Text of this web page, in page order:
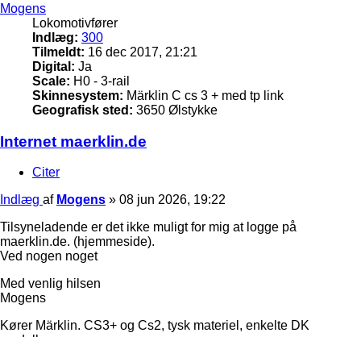
Mogens
Lokomotivfører
Indlæg: 300
Tilmeldt: 16 dec 2017, 21:21
Digital: Ja
Scale: H0 - 3-rail
Skinnesystem: Märklin C cs 3 + med tp link
Geografisk sted: 3650 Ølstykke
Internet maerklin.de
Citer
Indlæg af Mogens » 08 jun 2026, 19:22
Tilsyneladende er det ikke muligt for mig at logge på
maerklin.de. (hjemmeside).
Ved nogen noget
Med venlig hilsen
Mogens
Kører Märklin. CS3+ og Cs2, tysk materiel, enkelte DK